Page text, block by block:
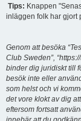
Tips: Knappen
inläggen folk har gjort
Genom att besöka
Club Sweden”,
binder dig juridiskt till
besök inte eller
som helst och vi
det vore klokt av dig
eftersom fortsatt